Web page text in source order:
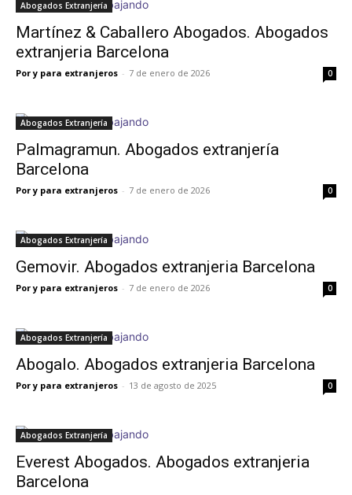
Abogados Extranjería
Martínez & Caballero Abogados. Abogados
extranjeria Barcelona
Por y para extranjeros - 7 de enero de 2026 0
Abogados Extranjería
Palmagramun. Abogados extranjería
Barcelona
Por y para extranjeros - 7 de enero de 2026 0
Abogados Extranjería
Gemovir. Abogados extranjeria Barcelona
Por y para extranjeros - 7 de enero de 2026 0
Abogados Extranjería
Abogalo. Abogados extranjeria Barcelona
Por y para extranjeros - 13 de agosto de 2025 0
Abogados Extranjería
Everest Abogados. Abogados extranjeria
Barcelona